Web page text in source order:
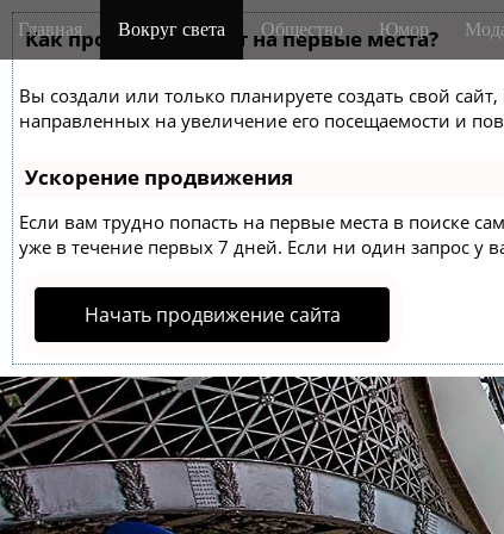
Как продвинуть сайт на первые места?
Вы создали или только планируете создать свой
направленных на увеличение его посещаемости и
Ускорение продвижения
Если вам трудно попасть на первые места в поиске
уже в течение первых 7 дней. Если ни один запрос у
Начать продвижение сайта
M
a
n
m
e
n
u
i
Главная Вокруг света Общество Юмор